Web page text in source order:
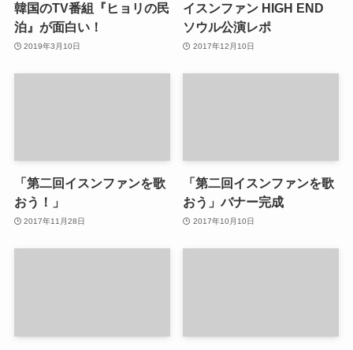
韓国のTV番組『ヒョリの民
泊』が面白い！
2019年3月10日
イスンファン HIGH END
ソウル公演レポ
2017年12月10日
「第二回イスンファンを歌
おう！」
2017年11月28日
「第二回イスンファンを歌
おう」バナー完成
2017年10月10日